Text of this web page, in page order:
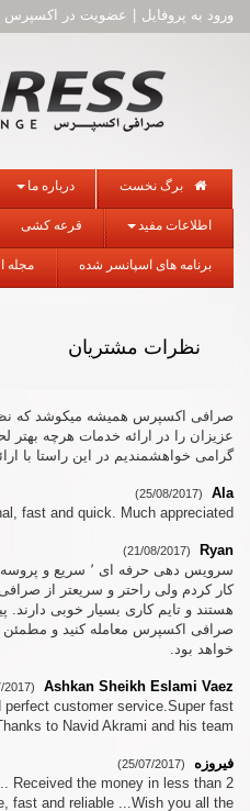
ورود به پروفایل عضویت در اکسپرس
برگ نخست درباره ما
اطلاعات مفید قرعه کشی
برنامه های اسپانسر شده مجله
نظرات مشتریان
صرافی اکسپرس همیشه میکوشد که
عزیزان را در ارائه خدمات هرچه بهتر
گرامی خواهشمندیم در این راستا با
Ala
(25/08/2017)
fast and quick. Much appreciated
Ryan
(21/08/2017)
سرویس دهی حرفه ای
کار کردم ولی راحتر و سریعتر از
هستند و تایم کاری بسیار خوبی دارند.
صرافی اکسپرس معامله کنید و
خواهد بود.
Ashkan Sheikh Eslami Vaez
(29/07/2017)
customer service.Super fast
to Navid Akrami and his team.
فیروزه (25/07/2017)
Received the money in less than 2
fast and reliable ...Wish you all the